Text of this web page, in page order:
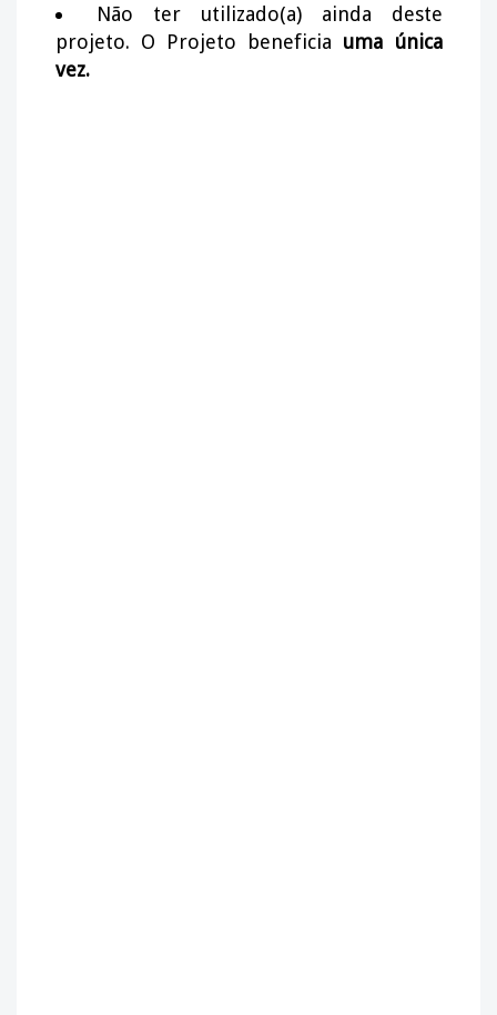
Não ter utilizado(a) ainda deste
projeto. O Projeto beneficia uma única
vez.